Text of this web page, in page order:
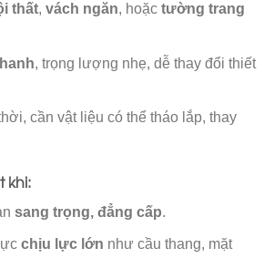
thất, vách ngăn, hoặc tường trang
, trọng lượng nhẹ, dễ thay đổi thiết
cần vật liệu có thể tháo lắp, thay
khi:
sang trọng, đẳng cấp.
chịu lực lớn như cầu thang, mặt